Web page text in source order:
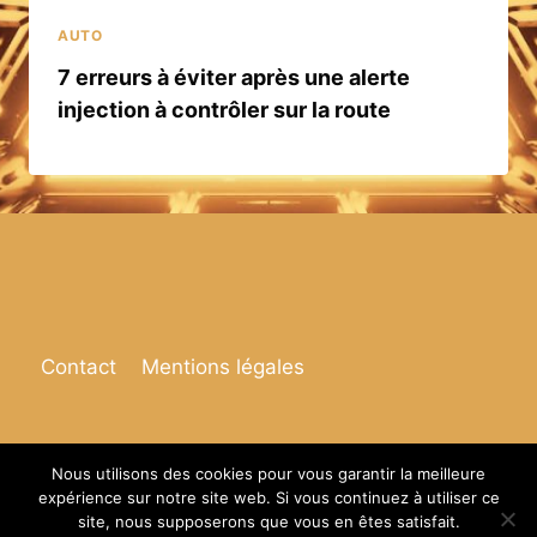
AUTO
7 erreurs à éviter après une alerte
injection à contrôler sur la route
Contact Mentions légales
© 2026 Espace de vie
Nous utilisons des cookies pour vous garantir la meilleure
expérience sur notre site web. Si vous continuez à utiliser ce
site, nous supposerons que vous en êtes satisfait.